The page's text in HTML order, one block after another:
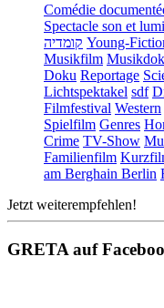
Comédie
Spectacle son et
קומדיה Young-
Musikfilm
Doku Reportage
Lichtspektakel sdf
Filmfestival Western
Spielfilm Genres
Crime TV-Show
Familienfilm
am Berghain Berlin
Jetzt weiterempfehlen!
GRETA auf